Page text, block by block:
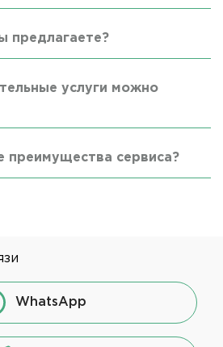
предлагаете?
услуги можно
преимущества сервиса?
WhatsApp